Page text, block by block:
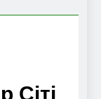
Сіті